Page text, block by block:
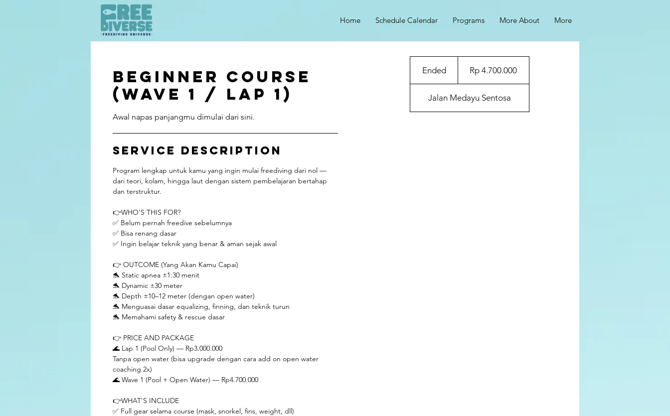
Home Schedule Calendar Programs More About More
Beginner Course
(Wave 1 / Lap 1)
Awal napas panjangmu dimulai dari sini.
Service Description
Program lengkap untuk kamu yang ingin mulai freediving dari nol —
dari teori, kolam, hingga laut dengan sistem pembelajaran bertahap
dan terstruktur.
👉WHO'S THIS FOR?
✅ Belum pernah freedive sebelumnya
✅ Bisa renang dasar
✅ Ingin belajar teknik yang benar & aman sejak awal
👉 OUTCOME (Yang Akan Kamu Capai)
🐬 Static apnea ±1:30 menit
🐬 Dynamic ±30 meter
🐬 Depth ±10–12 meter (dengan open water)
🐬 Menguasai dasar equalizing, finning, dan teknik turun
🐬 Memahami safety & rescue dasar
👉 PRICE AND PACKAGE
🌊 Lap 1 (Pool Only) — Rp3.000.000
Tanpa open water (bisa upgrade dengan cara add on open water
coaching 2x)
🌊 Wave 1 (Pool + Open Water) — Rp4.700.000
👉WHAT'S INCLUDE
✅ Full gear selama course (mask, snorkel, fins, weight, dll)
Ended
n
d
IndonesiaRp 4.700.000
Jalan Medayu Sentosa